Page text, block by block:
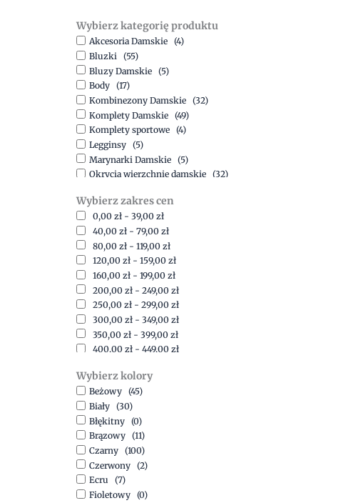
Wybierz kategorię produktu
Akcesoria Damskie (4)
Bluzki (55)
Bluzy Damskie (5)
Body (17)
Kombinezony Damskie (32)
Komplety Damskie (49)
Komplety sportowe (4)
Legginsy (5)
Marynarki Damskie (5)
Okrycia wierzchnie damskie (32)
Spodnie (15)
Sukienki (41)
Swetry Damskie (19)
Szorty (7)
Wybierz zakres cen
0,00 zł - 39,00 zł
40,00 zł - 79,00 zł
80,00 zł - 119,00 zł
120,00 zł - 159,00 zł
160,00 zł - 199,00 zł
200,00 zł - 249,00 zł
250,00 zł - 299,00 zł
300,00 zł - 349,00 zł
350,00 zł - 399,00 zł
400,00 zł - 449,00 zł
500,00zł-1500,00
Wybierz kolory
Beżowy (45)
Biały (30)
Błękitny (0)
Brązowy (11)
Czarny (100)
Czerwony (2)
Ecru
(7)
Fioletowy (0)